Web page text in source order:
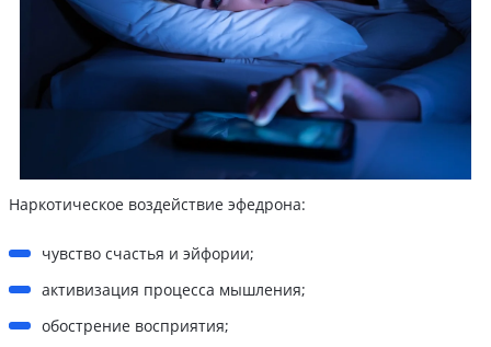
Наркотическое воздействие эфедрона:
чувство счастья и эйфории;
активизация процесса мышления;
обострение восприятия;